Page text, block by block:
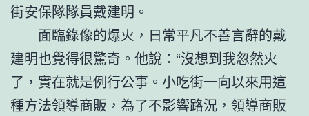
街安保隊隊員戴建明。
面臨錄像的爆火，日常平凡不善言辭的戴
建明也覺得很驚奇。他說：“沒想到我忽然火
了，實在就是例行公事。小吃街一向以來用這
種方法領導商販，為了不影響路況，領導商販